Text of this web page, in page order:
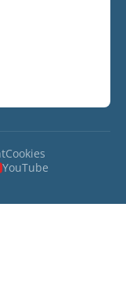
Cookies
YouTube